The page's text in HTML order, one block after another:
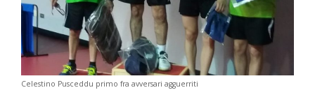
Celestino Pusceddu primo fra avversari agguerriti